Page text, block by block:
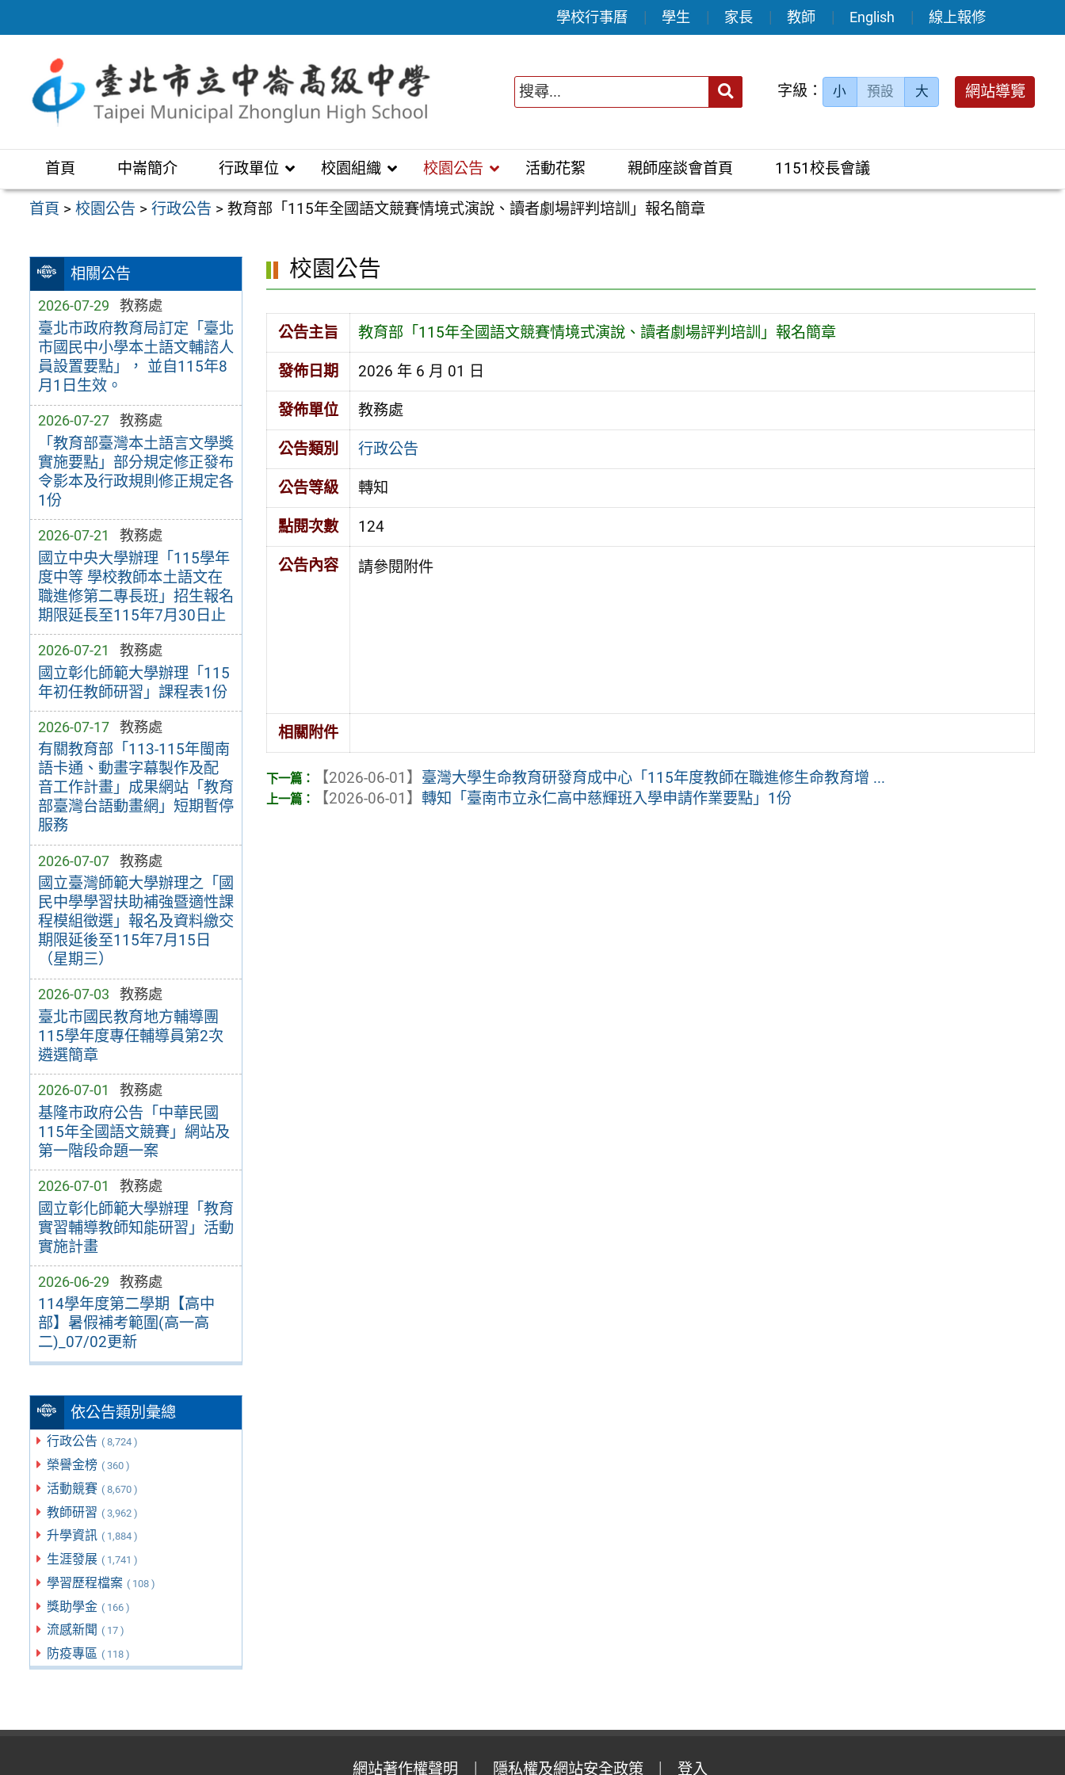
至
區
學校行事曆 學生 家長 教師 English 線上報修
送出 字級： 小 預設 大 網站導覽
首頁 中崙簡介 行政單位 校園組織 校園公告 活動花絮 親師座談會首頁 1151校長會議
首頁 >校園公告 >行政公告 >教育部「115年全國語文競賽情境式演說、讀者劇場評判培訓」報名簡章
相關公告
2026-07-29 教務處
臺北市政府教育局訂定「臺北
市國民中小學本土語文輔諮人
員設置要點」， 並自115年8
月1日生效。
2026-07-27 教務處
「教育部臺灣本土語言文學獎
實施要點」部分規定修正發布
令影本及行政規則修正規定各
1份
2026-07-21 教務處
國立中央大學辦理「115學年
度中等 學校教師本土語文在
職進修第二專長班」招生報名
期限延長至115年7月30日止
2026-07-21 教務處
國立彰化師範大學辦理「115
年初任教師研習」課程表1份
2026-07-17 教務處
有關教育部「113-115年閩南
語卡通、動畫字幕製作及配
音工作計畫」成果網站「教育
部臺灣台語動畫網」短期暫停
服務
2026-07-07 教務處
國立臺灣師範大學辦理之「國
民中學學習扶助補強暨適性課
程模組徵選」報名及資料繳交
期限延後至115年7月15日
（星期三）
2026-07-03 教務處
臺北市國民教育地方輔導團
115學年度專任輔導員第2次
遴選簡章
2026-07-01 教務處
基隆市政府公告「中華民國
115年全國語文競賽」網站及
第一階段命題一案
2026-07-01 教務處
國立彰化師範大學辦理「教育
實習輔導教師知能研習」活動
實施計畫
2026-06-29 教務處
114學年度第二學期【高中
部】暑假補考範圍(高一高
二)_07/02更新
依公告類別彙總
行政公告 ( 8,724 )
榮譽金榜 ( 360 )
活動競賽 ( 8,670 )
教師研習 ( 3,962 )
升學資訊 ( 1,884 )
生涯發展 ( 1,741 )
學習歷程檔案 ( 108 )
獎助學金 ( 166 )
流感新聞 ( 17 )
防疫專區 ( 118 )
校園公告
公告主旨 教育部「115年全國語文競賽情境式演說、讀者劇場評判培訓」報名簡章
發佈日期 2026 年 6 月 01 日
發佈單位 教務處
公告類別 行政公告
公告等級 轉知
點閱次數 124
公告內容 請參閱附件
相關附件
【2026-06-01】 臺灣大學生命教育研發育成中心「115年度教師在職進修生命教育增 ...
【2026-06-01】轉知「臺南市立永仁高中慈輝班入學申請作業要點」1份
網站著作權聲明 隱私權及網站安全政策 登入